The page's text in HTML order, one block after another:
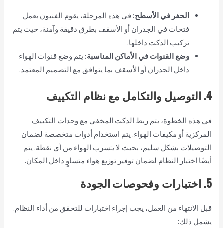
الحفر في الأسطح: في هذه المرحلة، يقوم الفنيون بعمل
فتحات في الجدران أو الأسقف بطرق دقيقة وآمنة، حيث يتم
تركيب الدكت داخلها.
وضع القنوات في الأماكن المناسبة: يتم وضع قنوات الهواء
داخل الجدران أو الأسقف بما يتوافق مع التصميم المعتمد.
4. التوصيل والتكامل مع نظام التكييف
في هذه الخطوة، يتم ربط الدكت المخفي مع وحدات التكييف
المركزية أو مكيفات الهواء. يتم استخدام أدوات متخصصة لضمان
التوصيلات بشكل سليم، بحيث لا يتسرب الهواء من أي نقطة. يتم
أيضًا اختبار النظام لضمان توفير توزيع هواء متساوٍ داخل المكان.
5. اختبارات وفحوصات الجودة
قبل الانتهاء من العمل، يجب إجراء اختبارات للتحقق من أداء النظام.
يشمل ذلك: